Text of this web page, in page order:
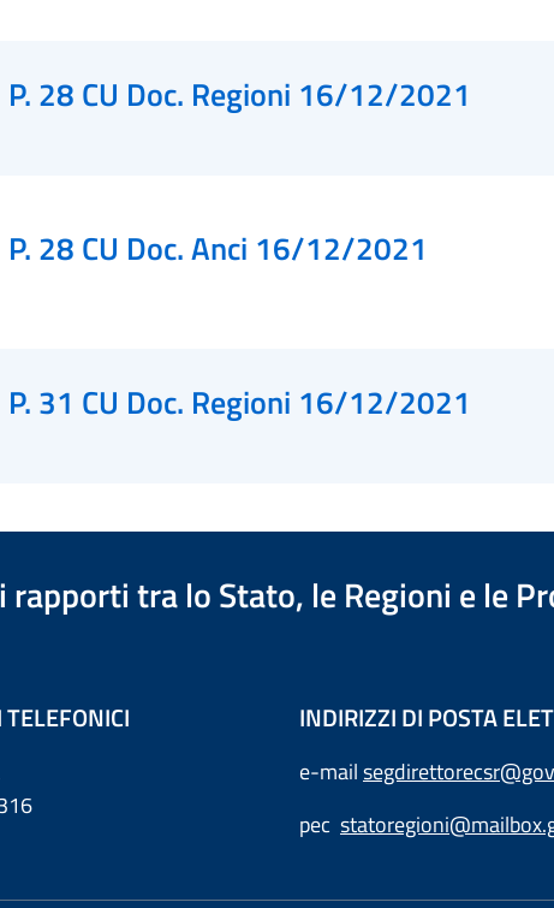
P. 28 CU Doc. Regioni 16/12/2021
P. 28 CU Doc. Anci 16/12/2021
P. 31 CU Doc. Regioni 16/12/2021
tra lo Stato, le Regioni e le
INDIRIZZI DI POSTA
e-mail
pec